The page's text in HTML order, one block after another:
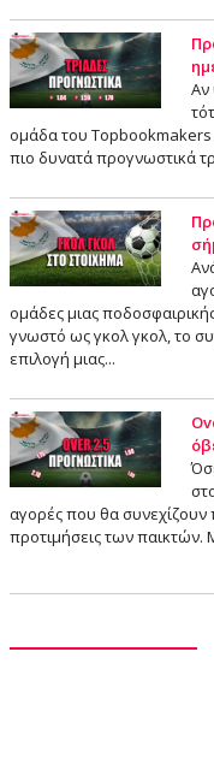
Αν
ομάδα του Topbookmakers
πιο δυνατά προγνωστικά
ομάδες μιας
γνωστό ως γκολ γκολ, το
επιλογή μιας...
αγορές που θα συνεχίζουν
προτιμήσεις των παικτών.